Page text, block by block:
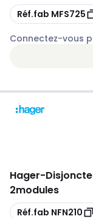
Copie
Réf.fab MFS725
Connectez-vous
Hager-
2modules
Copie
Réf.fab NFN210